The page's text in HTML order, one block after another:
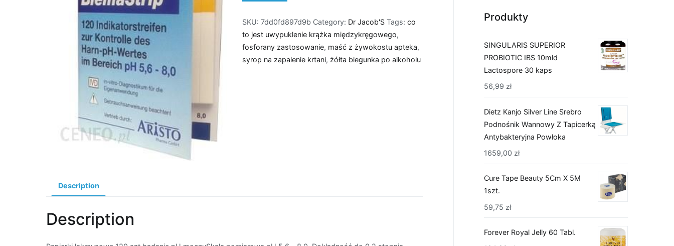
SKU:7dd0fd897d9b Category: Dr Jacob'S Tags:co
to jest uwypuklenie krążka międzykręgowego,
fosforany zastosowanie, maść z żywokostu apteka,
syrop na zapalenie krtani, żółta biegunka po alkoholu
Description
Description
Produkty
SINGULARIS SUPERIOR
PROBIOTIC IBS 10mld
Lactospore 30 kaps
56,99 zł
Dietz Kanjo Silver Line Srebro
Podnośnik Wannowy Z Tapicerką
Antybakteryjna Powłoka
1659,00 zł
Cure Tape Beauty 5Cm X 5M
1szt.
59,75 zł
Forever Royal Jelly 60 Tabl.